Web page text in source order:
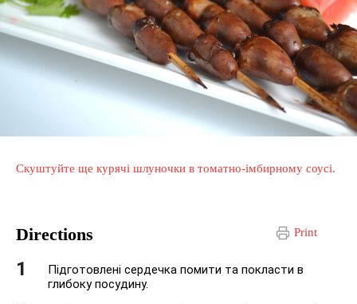
Скуштуйте ще курячі шлуночки в томатно-імбирному соусі.
Print
Directions
Підготовлені сердечка помити та покласти в
глибоку посудину.